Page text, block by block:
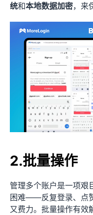
统和本地数据加密，来
2.批量操作
管理多个账户是一项艰
困难——反复登录、点
又费力。批量操作有效